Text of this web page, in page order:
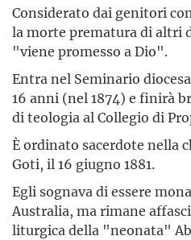
Considerato dai genitori
la morte prematura di altri
"viene promesso a Dio".
Entra nel Seminario
16 anni (nel 1874) e finirà
di teologia al Collegio di
È ordinato sacerdote nella
Goti, il 16 giugno 1881.
Egli sognava di essere
Australia, ma rimane
liturgica della "neonata"